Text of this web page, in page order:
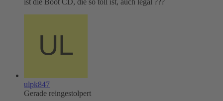
ulpk847
Gerade reingestolpert